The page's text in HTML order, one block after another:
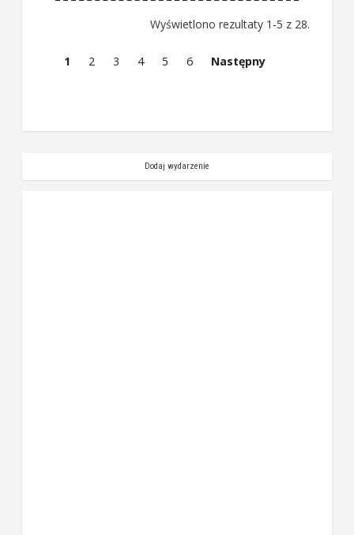
Wyświetlono rezultaty 1-5 z 28.
1 2 3 4 5 6 Następny
Dodaj wydarzenie